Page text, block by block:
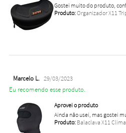
Gostei muito do produto,
Produto:Organizador X11
Marcelo L. 29/03/2023
Eu recomendo esse produto.
Aprovei o produto
Ainda não usei, mas gostei
Produto:Balaclava X11